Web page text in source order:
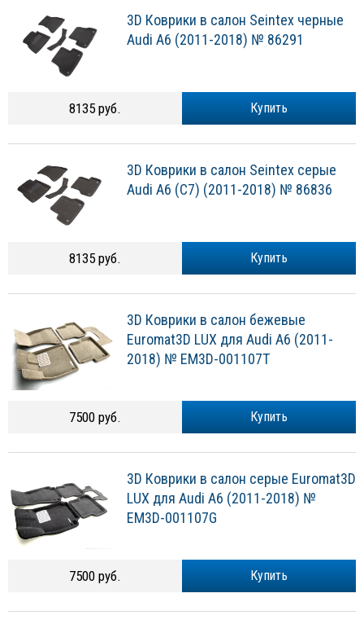
3D Коврики в салон Seintex черные
Audi A6 (2011-2018) № 86291
Купить
8135 руб.
3D Коврики в салон Seintex серые
Audi A6 (C7) (2011-2018) № 86836
Купить
8135 руб.
3D Коврики в салон бежевые
Euromat3D LUX для Audi A6 (2011-
2018) № EM3D-001107T
Купить
7500 руб.
3D Коврики в салон серые Euromat3D
LUX для Audi A6 (2011-2018) №
EM3D-001107G
Купить
7500 руб.